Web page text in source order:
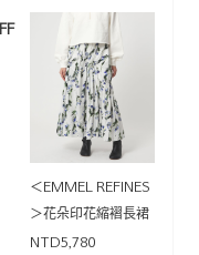
＜EMMEL REFINES
＞花朵印花縮褶長裙
NTD5,780